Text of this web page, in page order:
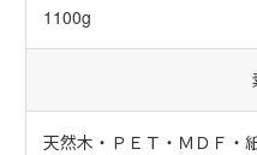
1100g
天然木・ＰＥＴ・ＭＤＦ・